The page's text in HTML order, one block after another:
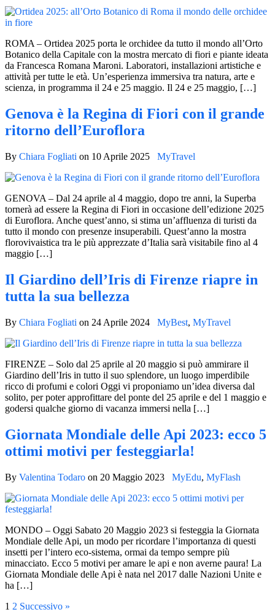
ROMA – Ortidea 2025 porta le orchidee da tutto il mondo all’Orto
Botanico della Capitale con la mostra mercato di fiori e piante ideata
da Francesca Romana Maroni. Laboratori, installazioni artistiche e
attività per tutte le età. Un’esperienza immersiva tra natura, arte e
scienza, in programma il 24 e 25 maggio. Il 24 e 25 maggio, […]
Genova è la Regina di Fiori con il grande
ritorno dell’Euroflora
By Chiara Fogliati on 10 Aprile 2025 MyTravel
GENOVA – Dal 24 aprile al 4 maggio, dopo tre anni, la Superba
tornerà ad essere la Regina di Fiori in occasione dell’edizione 2025
di Euroflora. Anche quest’anno, si stima un’affluenza di turisti da
tutto il mondo con presenze insuperabili. Quest’anno la mostra
florovivaistica tra le più apprezzate d’Italia sarà visitabile fino al 4
maggio […]
Il Giardino dell’Iris di Firenze riapre in
tutta la sua bellezza
By Chiara Fogliati on 24 Aprile 2024 MyBest, MyTravel
FIRENZE – Solo dal 25 aprile al 20 maggio si può ammirare il
Giardino dell’Iris in tutto il suo splendore, un luogo imperdibile
ricco di profumi e colori Oggi vi proponiamo un’idea diversa dal
solito, per poter approfittare del ponte del 25 aprile e del 1 maggio e
godersi qualche giorno di vacanza immersi nella […]
Giornata Mondiale delle Api 2023: ecco 5
ottimi motivi per festeggiarla!
By Valentina Todaro on 20 Maggio 2023 MyEdu, MyFlash
MONDO – Oggi Sabato 20 Maggio 2023 si festeggia la Giornata
Mondiale delle Api, un modo per ricordare l’importanza di questi
insetti per l’intero eco-sistema, ormai da tempo sempre più
minacciato. Ecco 5 motivi per amare le api e non averne paura! La
Giornata Mondiale delle Api è nata nel 2017 dalle Nazioni Unite e
ha […]
1 2 Successivo »